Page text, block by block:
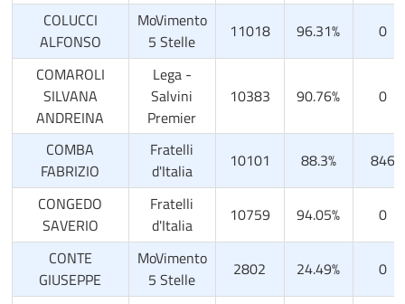
COLUCCI
ALFONSO
MoVimento
5 Stelle
11018 96.31%
0
COMAROLI
SILVANA
ANDREINA
Lega -
Salvini
Premier
10383 90.76% 0
COMBA
FABRIZIO
Fratelli
d'Italia
10101 88.3%
846
CONGEDO
SAVERIO
Fratelli
d'Italia
10759 94.05%
0
CONTE
GIUSEPPE
MoVimento
5 Stelle
2802 24.49%
0